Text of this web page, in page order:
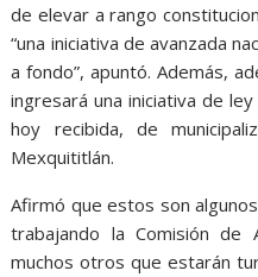
de elevar a rango
“una iniciativa de avanzada
a fondo”, apuntó. Además,
ingresará una iniciativa de
hoy recibida, de
Mexquititlán.
Afirmó que estos son
trabajando la Comisión de
muchos otros que estarán